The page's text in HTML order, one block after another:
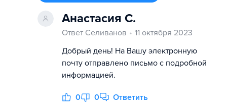
Анастасия С.
Ответ Селиванов
11 октября 2023
Добрый день! На Вашу электронную
почту отправлено письмо с подробной
информацией.
0 0 Ответить